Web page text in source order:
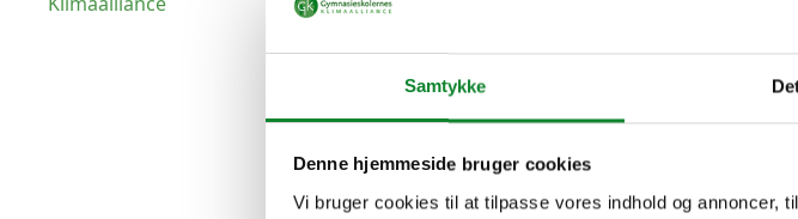
Samtykke
Denne hjemmeside bruger cookies
Vi bruger cookies til at tilpasse vores indhold og annoncer,
klimahandledag
og
værktøjer